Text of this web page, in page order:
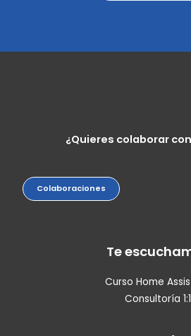
¿Quieres colaborar
Colaboraciones
Te
Curso Home
Consultoría 1:1